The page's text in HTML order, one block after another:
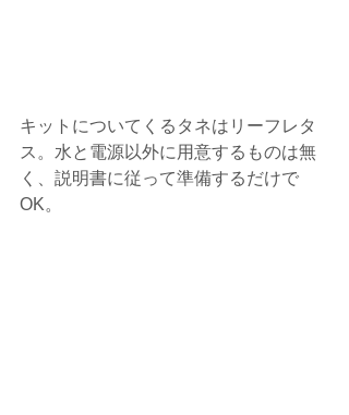
キットについてくるタネはリーフレタ
ス。水と電源以外に用意するものは無
く、説明書に従って準備するだけで
OK。